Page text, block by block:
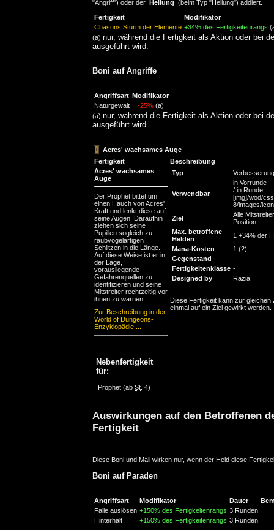
"Angriff") oder der Heilung (beim Typ "Heilung") addiert.
Fertigkeit
Modifikator
Chasuns Sturm der Elemente +34% des Fertigkeitenrangs
(a) nur, während die Fertigkeit als Aktion oder bei
ausgeführt wird.
Boni auf Angriffe
Angriffsart Modifikator
Naturgewalt
-25% (a)
(a) nur, während die Fertigkeit als Aktion oder bei
ausgeführt wird.
Acres' wachsames Auge
Fertigkeit
Beschreibung
Acres' wachsames
Auge
Der Prophet bittet um
einen Hauch von Acres'
Kraft und lenkt diese auf
seine Augen. Daraufhin
ziehen sich seine
Pupillen sogleich zu
raubvogelartigen
Schlitzen in die Länge.
Auf diese Weise ist er in
der Lage,
vorausliegende
Gefahrenquellen zu
identifizieren und seine
Mitstreiter rechtzeitig vor
ihnen zu warnen.
Zur Beschreibung in der
World of Dungeons-
Enzyklopädie ...
Nebenfertigkeit
für:
Prophet (ab St . 4)
Typ Verbesserung
Verwendbar
in Vorrunde
/ in Runde
[img]/wod/
8/images/
Ziel
Alle
Position
Max. betroffene
Helden
1 +34% der
Mana-Kosten
1 (2)
Gegenstand
-
Fertigkeitenklasse -
Designed by
Razia
Diese Fertigkeit kann zur gleichen
einmal auf ein Ziel gewirkt werden.
Auswirkungen auf den Betroffenen
Fertigkeit
Diese Boni und Mali wirken nur, wenn der Held diese
Boni auf Paraden
Angriffsart Modifikator Dauer
Falle auslösen +150% des Fertigkeitenrangs 3 Runden
Hinterhalt
+150% des Fertigkeitenrangs 3 Runden